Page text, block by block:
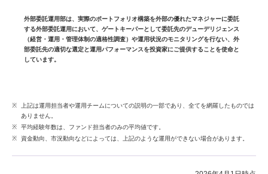
外部委託運用部は、実際のポートフォリオ構築を外部の優れたマネジャーに委託
する外部委託運用において、ゲートキーパーとして委託先のデューデリジェンス
（経営・運用・管理体制の適格性調査）や運用状況のモニタリングを行ない、外
部委託先の適切な選定と運用パフォーマンスを投資家にご提供することを使命と
しています。
上記は運用担当者や運用チームについての説明の一部であり、全てを網羅したものでは
ありません。
平均経験年数は、ファンド担当者のみの平均値です。
資金動向、市況動向などによっては、上記のような運用ができない場合があります。